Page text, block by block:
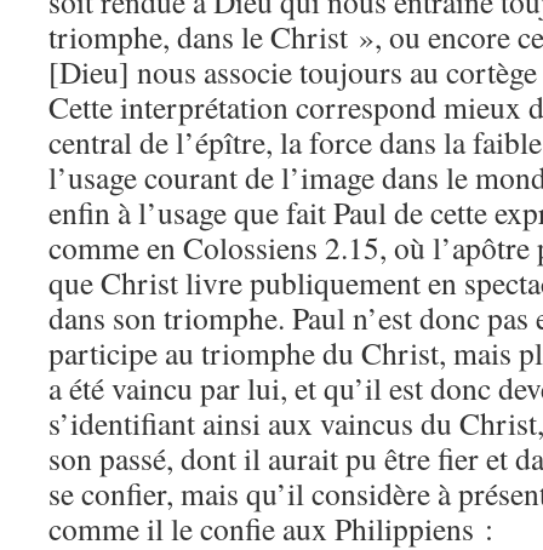
triomphe, dans le Christ », ou encore
[Dieu] nous associe toujours au
Cette interprétation correspond mieux
central de l’épître, la force dans la
l’usage courant de l’image dans le
enfin à l’usage que fait Paul de cette
comme en Colossiens 2.15, où
que Christ livre publiquement en
dans son triomphe. Paul n’est donc
participe au triomphe du Christ, mais
a été vaincu par lui, et qu’il est donc
s’identifiant ainsi aux vaincus du
son passé, dont il aurait pu être fier et
se confier, mais qu’il considère à
comme il le confie aux Philippiens :